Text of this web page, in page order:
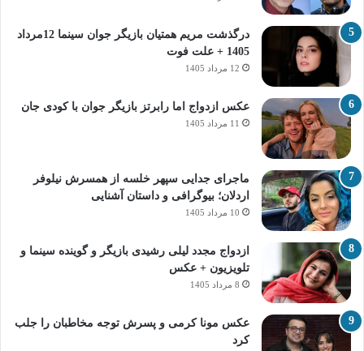
درگذشت مریم همتیان بازیگر جوان سینما 12مرداد
1405 + علت فوت
12 مرداد 1405
عکس ازدواج اما رابرتز بازیگر جوان با کودی جان
11 مرداد 1405
ماجرای جدایی سپهر خلسه از همسرش نیلوفر
اردلان؛ بیوگرافی و داستان آشنایی
10 مرداد 1405
ازدواج مجدد لیلی رشیدی بازیگر و گوینده سینما و
تلویزیون + عکس
8 مرداد 1405
عکس مونا کرمی و پسرش توجه مخاطبان را جلب
کرد